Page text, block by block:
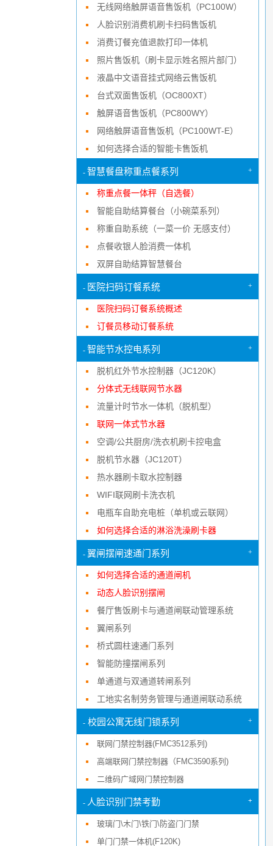
无线网络触屏语音售饭机（PC100W）
人脸识别消费机刷卡扫码售饭机
消费订餐充值退款打印一体机
照片售饭机（刷卡显示姓名照片部门）
液晶中文语音挂式网络云售饭机
台式双面售饭机（OC800XT）
触屏语音售饭机（PC800WY）
网络触屏语音售饭机（PC100WT-E）
如何选择合适的智能卡售饭机
- 智慧餐盘称重点餐系列 +
称重点餐一体秤（自选餐）
智能自助结算餐台（小碗菜系列）
称重自助系统（一菜一价 无感支付）
点餐收银人脸消费一体机
双屏自助结算智慧餐台
- 医院扫码订餐系统 +
医院扫码订餐系统概述
订餐员移动订餐系统
- 智能节水控电系列 +
脱机红外节水控制器（JC120K）
分体式无线联网节水器
流量计时节水一体机（脱机型）
联网一体式节水器
空调/公共厨房/洗衣机刷卡控电盒
脱机节水器（JC120T）
热水器刷卡取水控制器
WIFI联网刷卡洗衣机
电瓶车自助充电桩（单机或云联网）
如何选择合适的淋浴洗澡刷卡器
- 翼闸摆闸速通门系列 +
如何选择合适的通道闸机
动态人脸识别摆闸
餐厅售饭刷卡与通道闸联动管理系统
翼闸系列
桥式圆柱速通门系列
智能防撞摆闸系列
单通道与双通道转闸系列
工地实名制劳务管理与通道闸联动系统
- 校园公寓无线门锁系列 +
联网门禁控制器(FMC3512系列)
高端联网门禁控制器（FMC3590系列)
二维码广域网门禁控制器
- 人脸识别门禁考勤 +
玻璃门\木门\铁门\防盗门门禁
单门门禁一体机(F120K)